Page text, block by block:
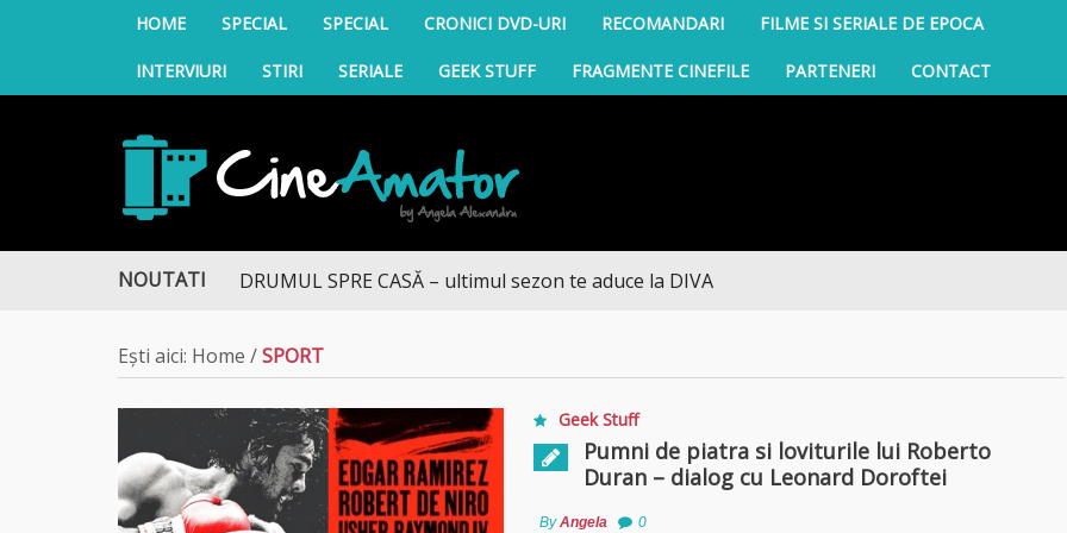
HOME SPECIAL SPECIAL CRONICI DVD-URI RECOMANDARI FILME SI SERIALE DE EPOCA
INTERVIURI STIRI SERIALE GEEK STUFF FRAGMENTE CINEFILE PARTENERI CONTACT
CineAmator
NOUTATIDRUMUL SPRE CASĂ – ultimul sezon te aduce la DIVA
Ești aici: Home /SPORT
Geek Stuff
Pumni de piatra si loviturile lui Roberto
Duran – dialog cu Leonard Doroftei
ByAngela 0